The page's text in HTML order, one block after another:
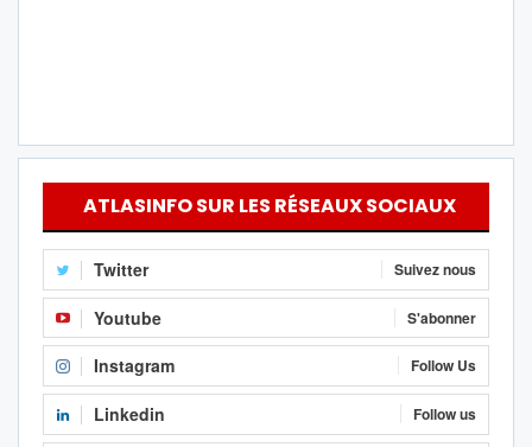
ATLASINFO SUR LES RÉSEAUX SOCIAUX
Twitter Suivez nous
Youtube S'abonner
Instagram Follow Us
Linkedin Follow us